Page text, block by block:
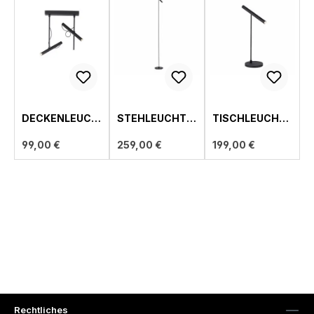
DECKENLEUCH
TUTUA
99,00 €
STEHLEUCHTE,
259,00 €
TISCHLEUCHTE
199,00 €
Rechtliches